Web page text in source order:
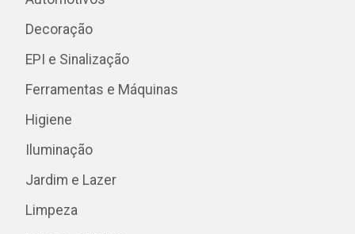
Decoração
EPI e Sinalização
Ferramentas e Máquinas
Higiene
Iluminação
Jardim e Lazer
Limpeza